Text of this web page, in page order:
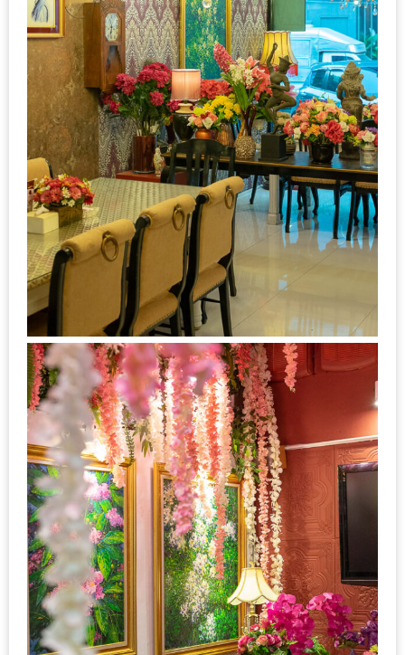
ทำไม
เรา
ทำ
อาหาร
ทาน
เอง?
SHOP
TOP
ร้าน
อาหาร
ที่
เข้า
ชม
มาก
ที่สุด
ประจำ
ปี
2557
กิจกรรม
ชิง
รางวัล